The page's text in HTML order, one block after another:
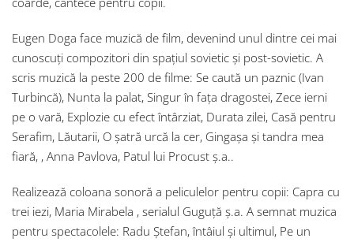
Eugen Doga face muzică de film, devenind unul dintre cei mai
cunoscuți compozitori din spațiul sovietic și post-sovietic. A
scris muzică la peste 200 de filme: Se caută un paznic (Ivan
Turbincă), Nunta la palat, Singur în fața dragostei, Zece ierni
pe o vară, Explozie cu efect întârziat, Durata zilei, Casă pentru
Serafim, Lăutarii, O șatră urcă la cer, Gingașa și tandra mea
fiară, , Anna Pavlova, Patul lui Procust ș.a..
Realizează coloana sonoră a peliculelor pentru copii: Capra cu
trei iezi, Maria Mirabela , serialul Guguță ș.a. A semnat muzica
pentru spectacolele: Radu Ștefan, întâiul și ultimul, Pe un